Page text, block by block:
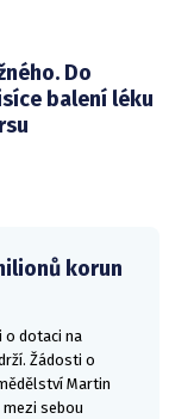
Do
balení léku
korun
o dotaci na
Žádosti o
Martin
sebou